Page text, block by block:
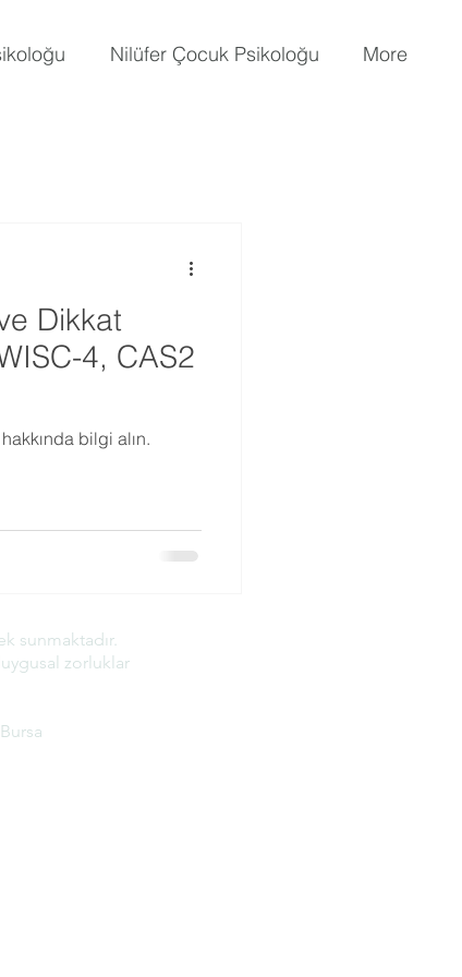
Nilüfer Çocuk Psikoloğu More
Dikkat
4, CAS2
bilgi alın.
sunmaktadır.
zorluklar